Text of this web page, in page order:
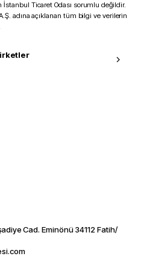
İstanbul Ticaret Odası sorumlu değildir.
adına açıklanan tüm bilgi ve verilerin
Cad. Eminönü 34112 Fatih/